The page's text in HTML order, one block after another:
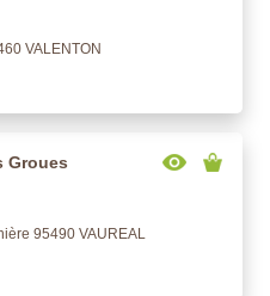
VALENTON
Groues
95490 VAUREAL